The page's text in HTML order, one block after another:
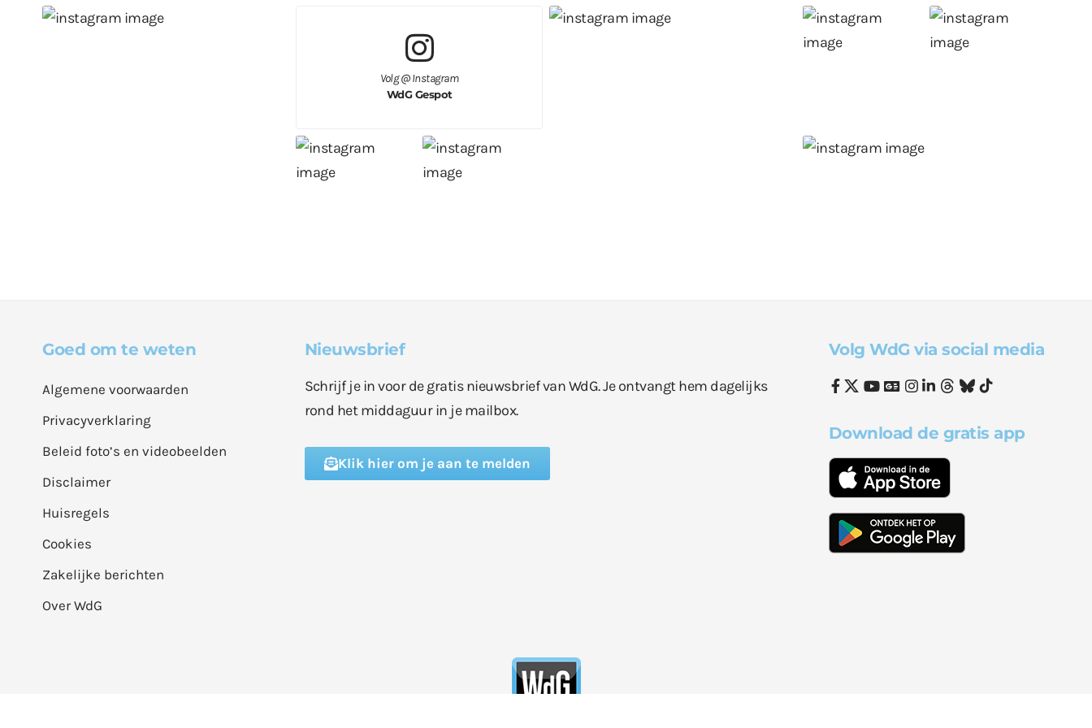
Volg @ Instagram
WdG Gespot
Goed om te weten
Algemene voorwaarden
Privacyverklaring
Beleid foto’s en videobeelden
Disclaimer
Huisregels
Cookies
Zakelijke berichten
Over WdG
Nieuwsbrief
Schrijf je in voor de gratis nieuwsbrief van WdG. Je ontvangt hem dagelijks
rond het middaguur in je mailbox.
Klik hier om je aan te melden
Volg WdG via social media
Download de gratis app